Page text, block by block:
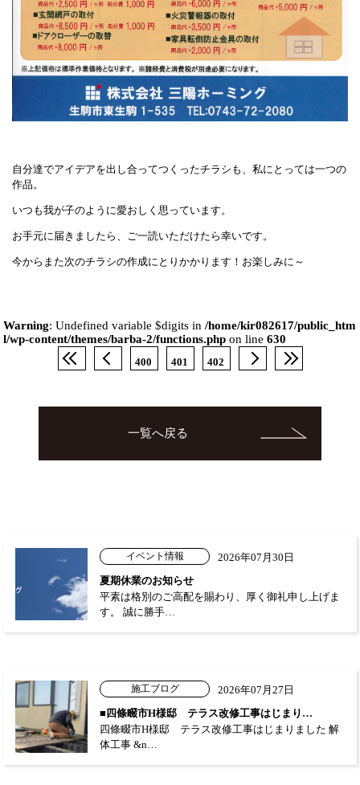
自分達でアイデアを出し合ってつくったチラシも、私にとっては一つの
作品。
いつも我が子のように愛おしく思っています。
お手元に届きましたら、ご一読いただけたら幸いです。
今からまた次のチラシの作成にとりかかります！お楽しみに～
Warning: Undefined variable $digits in/home/kir082617/public_htm
l/wp-content/themes/barba-2/functions.php on line630
400 401 402
一覧へ戻る
イベント情報
2026年07月30日
夏期休業のお知らせ
平素は格別のご高配を賜わり、厚く御礼申し上げま
す。 誠に勝手…
施工ブログ
2026年07月27日
■四條畷市H様邸 テラス改修工事はじまり…
四條畷市H様邸 テラス改修工事はじまりました 解
体工事 &n…